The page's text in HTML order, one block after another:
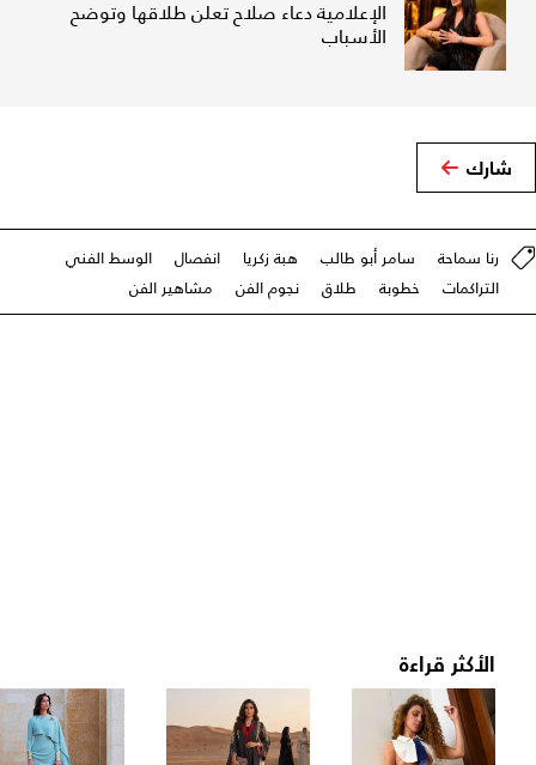
الإعلامية دعاء صلاح تعلن طلاقها وتوضح
الأسباب
شارك
رنا سماحة سامر أبو طالب هبة زكريا انفصال
الوسط الفني
التراكمات
خطوبة طلاق نجوم الفن مشاهير الفن
الأكثر قراءة